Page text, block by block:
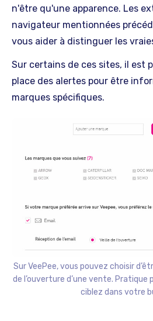
n'être qu'une apparence. Les
navigateur mentionnées
vous aider à distinguer les
Sur certains de ces sites, il est
place des alertes pour être
marques spécifiques.
Sur VeePee, vous pouvez choisir
de l’ouverture d’une vente. Pratique
ciblez dans votre